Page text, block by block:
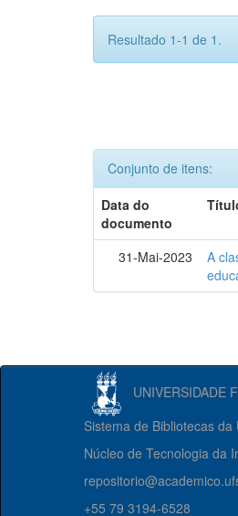
Resultado 1-1 de 1.
Conjunto de itens:
Data do
documento
31-Mai-2023
A
UNIVERSIDADE
Sistema de Bibliotecas
Núcleo de Tecnologia da
+55 79 3194-6528